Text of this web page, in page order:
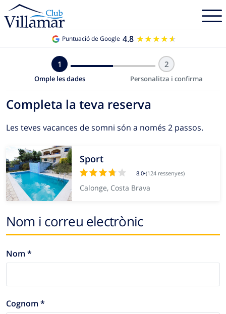
Puntuació de Google 4.8 ★★★★★
★★★★★
1
Omple les dades
2
Personalitza i confirma
Completa la teva reserva
Les teves vacances de somni són a només 2 passos.
Sport
8.0•(124 ressenyes)
Calonge, Costa Brava
Nom i correu electrònic
Nom *
Cognom *